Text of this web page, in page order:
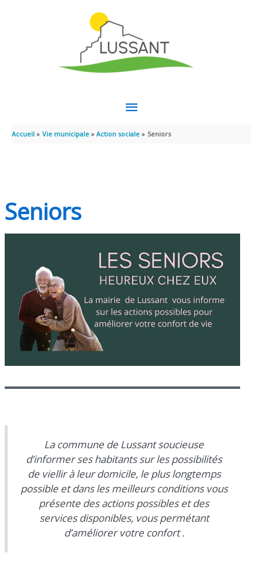
MENU
PRINCIPAL
Accueil Vie municipale Action sociale Seniors
Seniors
La commune de Lussant soucieuse
d’informer ses habitants sur les possibilités
de viellir à leur domicile, le plus longtemps
possible et dans les meilleurs conditions vous
présente des actions possibles et des
services disponibles, vous permétant
d’améliorer votre confort .